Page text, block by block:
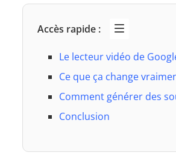
Accès rapide :
Le lecteur vidéo de
Ce que ça change
Comment générer des
Conclusion